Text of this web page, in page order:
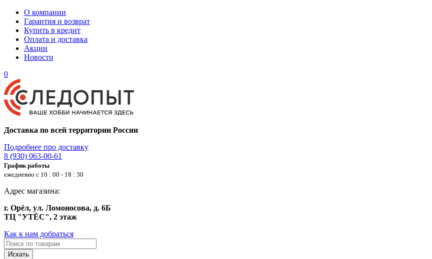
О компании
Гарантия и возврат
Купить в кредит
Оплата и доставка
Акции
Новости
0
Доставка по всей территории России
Подробнее про доставку
8 (930) 063-00-61
График работы
ежедневно с 10 : 00 - 18 : 30
Адрес магазина:
г. Орёл, ул. Ломоносова, д. 6Б
ТЦ "УТЁС", 2 этаж
Как к нам добраться
Искать